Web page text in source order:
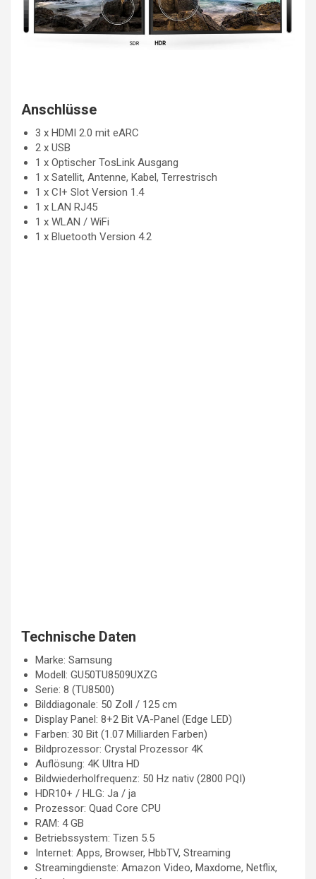
Anschlüsse
3 x HDMI 2.0 mit eARC
2 x USB
1 x Optischer TosLink Ausgang
1 x Satellit, Antenne, Kabel, Terrestrisch
1 x CI+ Slot Version 1.4
1 x LAN RJ45
1 x WLAN / WiFi
1 x Bluetooth Version 4.2
Technische Daten
Marke: Samsung
Modell: GU50TU8509UXZG
Serie: 8 (TU8500)
Bilddiagonale: 50 Zoll / 125 cm
Display Panel: 8+2 Bit VA-Panel (Edge LED)
Farben: 30 Bit (1.07 Milliarden Farben)
Bildprozessor: Crystal Prozessor 4K
Auflösung: 4K Ultra HD
Bildwiederholfrequenz: 50 Hz nativ (2800 PQI)
HDR10+ / HLG: Ja / ja
Prozessor: Quad Core CPU
RAM: 4 GB
Betriebssystem: Tizen 5.5
Internet: Apps, Browser, HbbTV, Streaming
Streamingdienste: Amazon Video, Maxdome, Netflix,